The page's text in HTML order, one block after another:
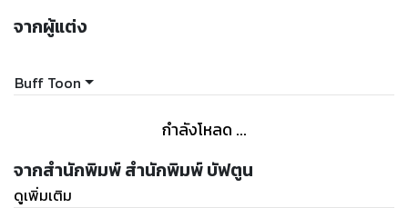
จากผู้แต่ง
Buff Toon
กำลังโหลด ...
จากสำนักพิมพ์ สำนักพิมพ์ บัฟตูน
ดูเพิ่มเติม